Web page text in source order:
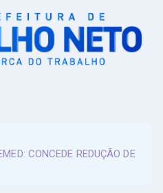
CONCEDE REDUÇÃO DE